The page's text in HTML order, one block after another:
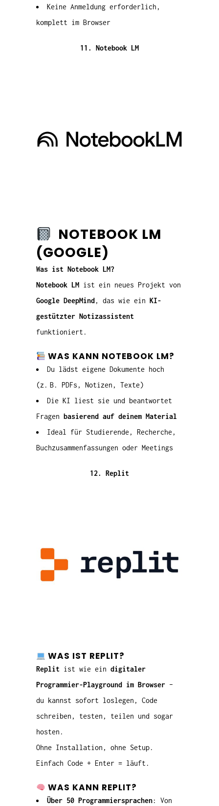
Keine Anmeldung erforderlich,
komplett im Browser
11. Notebook LM
NOTEBOOK LM
(GOOGLE)
Was ist Notebook LM?
Notebook LM
ist ein neues Projekt von
Google DeepMind , das wie ein
KI-
gestützter Notizassistent
funktioniert.
WAS KANN NOTEBOOK LM?
Du lädst eigene Dokumente hoch
(z. B. PDFs, Notizen, Texte)
Die KI liest sie und beantwortet
Fragen
basierend auf deinem Material
Ideal für Studierende, Recherche,
Buchzusammenfassungen oder Meetings
12. Replit
WAS IST REPLIT?
Replit ist wie ein digitaler
Programmier-Playground im Browser –
du kannst sofort loslegen, Code
schreiben, testen, teilen und sogar
hosten.
Ohne Installation, ohne Setup.
Einfach Code + Enter = läuft.
WAS KANN REPLIT?
Über 50 Programmiersprachen: Von